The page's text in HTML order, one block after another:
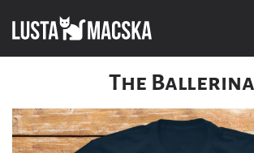
The Ballerina